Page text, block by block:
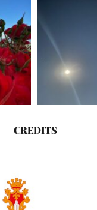
CREDITS